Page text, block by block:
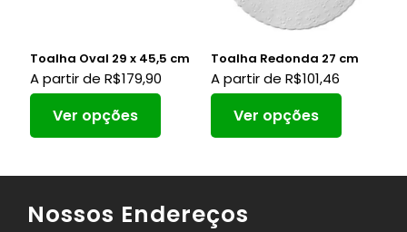
Toalha Oval 29 x 45,5 cm
A partir de R$179,90
Ver opções
Toalha Redonda 27 cm
A partir de R$101,46
Ver opções
Nossos Endereços